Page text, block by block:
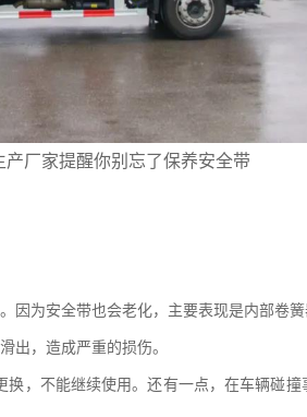
产厂家提醒你别忘了保养安全带
因为安全带也会老化，主要表现是内部卷
出，造成严重的损伤。
，不能继续使用。还有一点，在车辆碰